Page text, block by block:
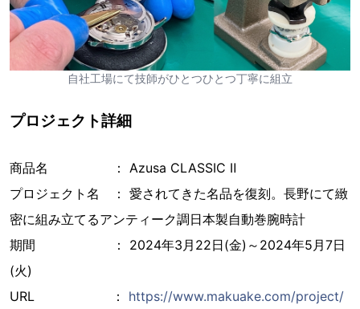
自社工場にて技師がひとつひとつ丁寧に組立
プロジェクト詳細
商品名 ： Azusa CLASSIC Ⅱ
プロジェクト名 ： 愛されてきた名品を復刻。長野にて緻
密に組み立てるアンティーク調日本製自動巻腕時計
期間 ： 2024年3月22日(金)～2024年5月7日
(火)
URL ： https://www.makuake.com/project/